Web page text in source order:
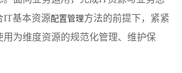
IT基本资源配置管理方法的前提下，紧紧
用为维度资源的规范化管理、维护保